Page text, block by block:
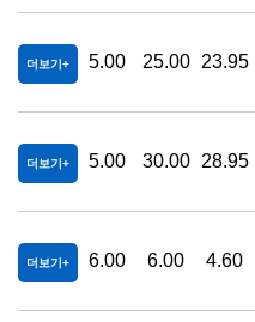
더보기 5.00 25.00 23.95
더보기 5.00 30.00 28.95
더보기 6.00 6.00 4.60